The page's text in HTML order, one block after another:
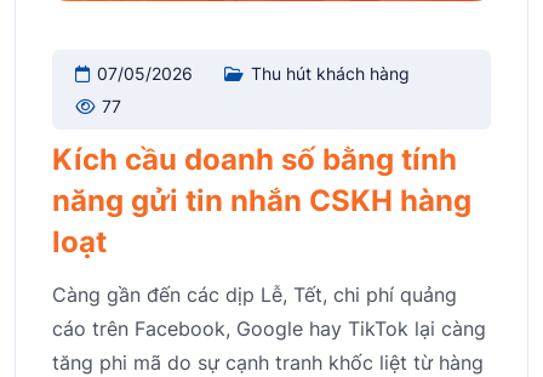
07/05/2026
Thu hút khách hàng
77
Kích cầu doanh số bằng tính
năng gửi tin nhắn CSKH hàng
loạt
Càng gần đến các dịp Lễ, Tết, chi phí quảng
cáo trên Facebook, Google hay TikTok lại càng
tăng phi mã do sự cạnh tranh khốc liệt từ hàng